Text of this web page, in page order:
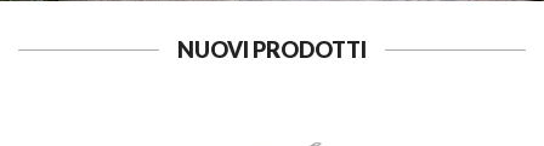
NUOVI PRODOTTI